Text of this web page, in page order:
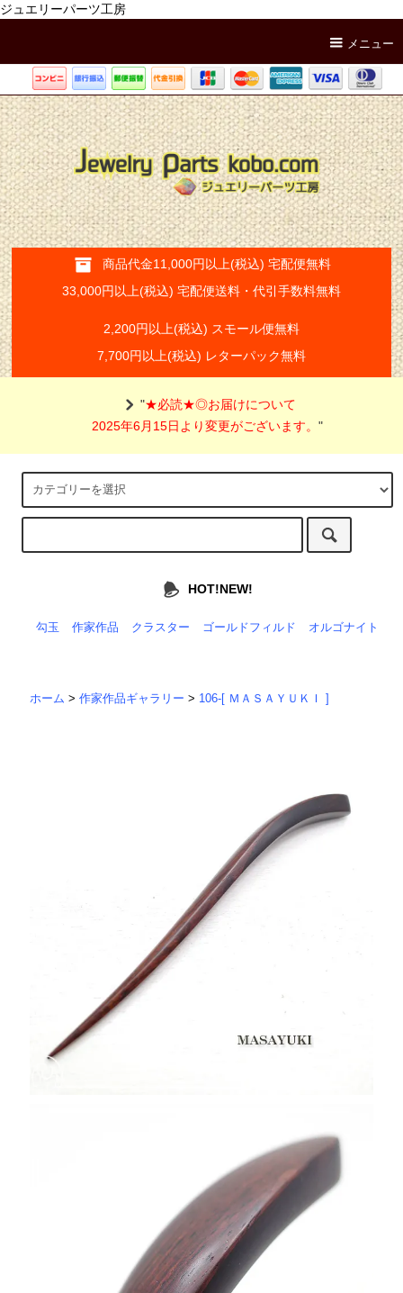
ジュエリーパーツ工房
メニュー
商品代金11,000円以上(税込) 宅配便無料
33,000円以上(税込) 宅配便送料・代引手数料無料
2,200円以上(税込) スモール便無料
7,700円以上(税込) レターパック無料
"★必読★◎お届けについて
2025年6月15日より変更がございます。"
HOT!NEW!
勾玉 作家作品 クラスター ゴールドフィルド オルゴナイト
ホーム >作家作品ギャラリー > 106-[ ＭＡＳＡＹＵＫＩ ]